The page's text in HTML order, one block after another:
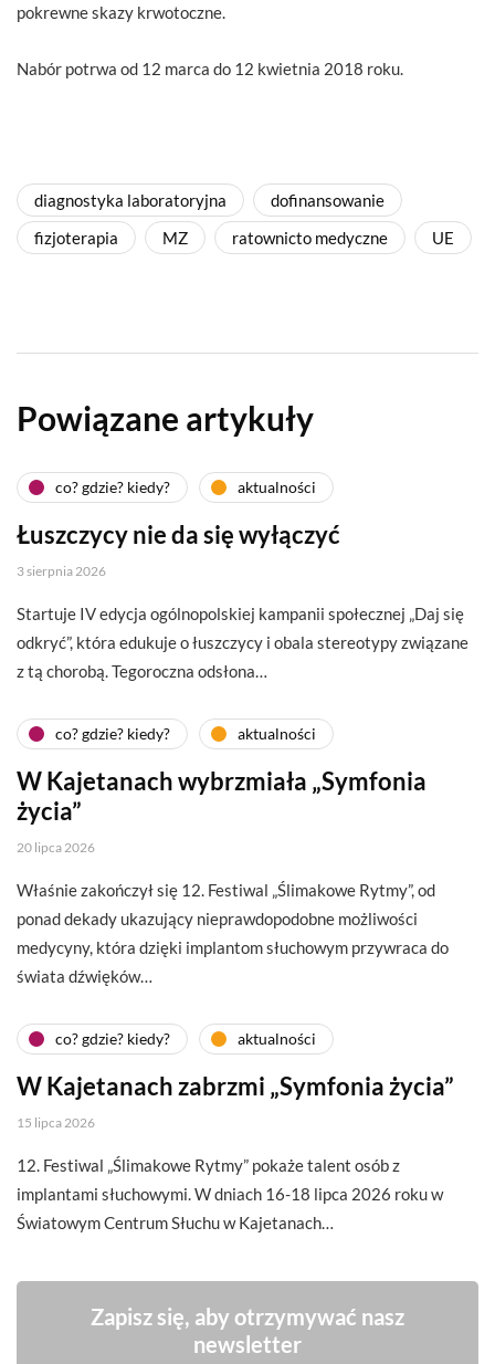
pokrewne skazy krwotoczne.
Nabór potrwa od 12 marca do 12 kwietnia 2018 roku.
diagnostyka laboratoryjna
dofinansowanie
fizjoterapia
MZ ratownicto medyczne UE
Powiązane artykuły
co? gdzie? kiedy? aktualności
Łuszczycy nie da się wyłączyć
3 sierpnia 2026
Startuje IV edycja ogólnopolskiej kampanii społecznej „Daj się
odkryć”, która edukuje o łuszczycy i obala stereotypy związane
z tą chorobą. Tegoroczna odsłona…
co? gdzie? kiedy? aktualności
W Kajetanach wybrzmiała „Symfonia
życia”
20 lipca 2026
Właśnie zakończył się 12. Festiwal „Ślimakowe Rytmy”, od
ponad dekady ukazujący nieprawdopodobne możliwości
medycyny, która dzięki implantom słuchowym przywraca do
świata dźwięków…
co? gdzie? kiedy? aktualności
W Kajetanach zabrzmi „Symfonia życia”
15 lipca 2026
12. Festiwal „Ślimakowe Rytmy” pokaże talent osób z
implantami słuchowymi. W dniach 16-18 lipca 2026 roku w
Światowym Centrum Słuchu w Kajetanach…
Zapisz się, aby otrzymywać nasz
newsletter